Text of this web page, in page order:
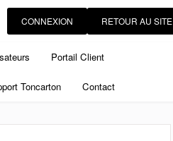
CONNEXION RETOUR AU SITE
Portail Client
Toncarton Contact